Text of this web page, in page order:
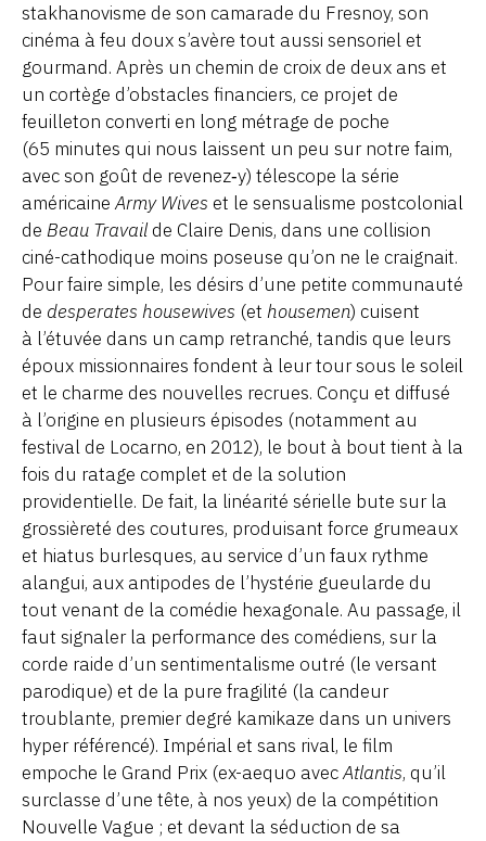
stakhanovisme de son camarade du Fresnoy, son
cinéma à feu doux s’avère tout aussi sensoriel et
gourmand. Après un chemin de croix de deux ans et
un cortège d’obstacles financiers, ce projet de
feuilleton converti en long métrage de poche
(65 minutes qui nous laissent un peu sur notre faim,
avec son goût de revenez‑y) télescope la série
américaineArmy Wives et le sensualisme postcolonial
de Beau Travail de Claire Denis, dans une collision
ciné-cathodique moins poseuse qu’on ne le craignait.
Pour faire simple, les désirs d’une petite communauté
de desperates housewives (et housemen) cuisent
à l’étuvée dans un camp retranché, tandis que leurs
époux missionnaires fondent à leur tour sous le soleil
et le charme des nouvelles recrues. Conçu et diffusé
à l’origine en plusieurs épisodes (notamment au
festival de Locarno, en 2012), le bout à bout tient à la
fois du ratage complet et de la solution
providentielle. De fait, la linéarité sérielle bute sur la
grossièreté des coutures, produisant force grumeaux
et hiatus burlesques, au service d’un faux rythme
alangui, aux antipodes de l’hystérie gueularde du
tout venant de la comédie hexagonale. Au passage, il
faut signaler la performance des comédiens, sur la
corde raide d’un sentimentalisme outré (le versant
parodique) et de la pure fragilité (la candeur
troublante, premier degré kamikaze dans un univers
hyper référencé). Impérial et sans rival, le film
empoche le Grand Prix (ex-aequo avecAtlantis, qu’il
surclasse d’une tête, à nos yeux) de la compétition
Nouvelle Vague ; et devant la séduction de sa